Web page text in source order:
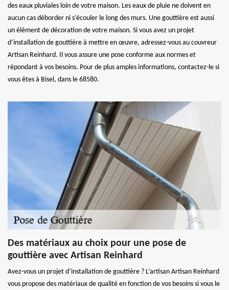
des eaux pluviales loin de votre maison. Les eaux de pluie ne doivent en
aucun cas déborder ni s’écouler le long des murs. Une gouttière est aussi
un élément de décoration de votre maison. Si vous avez un projet
d’installation de gouttière à mettre en œuvre, adressez-vous au couvreur
Artisan Reinhard. Il vous assure une pose conforme aux normes et
répondant à vos besoins. Pour de plus amples informations, contactez-le si
vous êtes à Bisel, dans le 68580.
Des matériaux au choix pour une pose de
gouttière avec Artisan Reinhard
Avez-vous un projet d’installation de gouttière ? L’artisan Artisan Reinhard
vous propose des matériaux de qualité en fonction de vos besoins si vous le